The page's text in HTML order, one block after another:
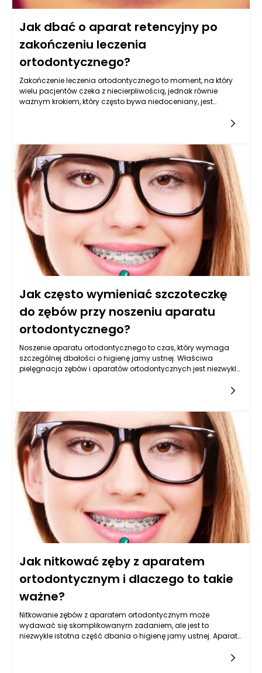
Jak dbać o aparat retencyjny po
zakończeniu leczenia
ortodontycznego?
Zakończenie leczenia ortodontycznego to moment, na który
wielu pacjentów czeka z niecierpliwością, jednak równie
ważnym krokiem, który często bywa niedoceniany, jest
świeżości i funkcjonalności aparatu retencyjnego. Właściwe
postępowanie z tym urządzeniem jest kluczowe, aby efekt
pięknego uśmiechu był długotrwały.
Jak często wymieniać szczoteczkę
do zębów przy noszeniu aparatu
ortodontycznego?
Noszenie aparatu ortodontycznego to czas, który wymaga
szczególnej dbałości o higienę jamy ustnej. Właściwa
pielęgnacja zębów i aparatów ortodontycznych jest niezwykle
leczenia były jak najlepsze. Jednym z kluczowych elementów,
jest częstotliwość wymiany szczoteczki do zębów. W
przypadku osób noszących aparat ortodontyczny, zaleca się,
aby szczoteczkę wymieniać co najmniej co trzy miesiące, a
jeszcze lepiej – co dwa miesiące.
Jak nitkować zęby z aparatem
ortodontycznym i dlaczego to takie
ważne?
Nitkowanie zębów z aparatem ortodontycznym może
wydawać się skomplikowanym zadaniem, ale jest to
niezwykle istotna część dbania o higienę jamy ustnej. Aparat